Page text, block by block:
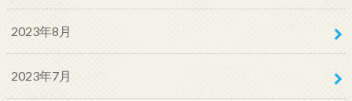
2023年8月
2023年7月